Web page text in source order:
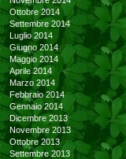
Ottobre 2014
Settembre 2014
Luglio 2014
Giugno 2014
Maggio 2014
Aprile 2014
Marzo 2014
Febbraio 2014
Gennaio 2014
Dicembre 2013
Novembre 2013
Ottobre 2013
Settembre 2013